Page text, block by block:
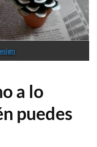
a lo
puedes